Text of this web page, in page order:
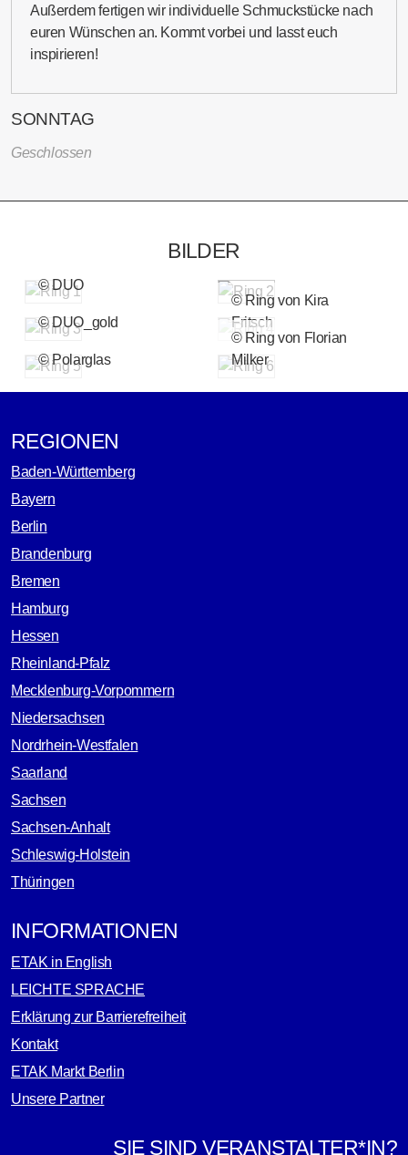
Außerdem fertigen wir individuelle Schmuckstücke nach
euren Wünschen an. Kommt vorbei und lasst euch
inspirieren!
SONNTAG
Geschlossen
BILDER
© DUO
© DUO_gold
© Ring von Kira
Fritsch
© Polarglas
© Ring von Florian
Milker
REGIONEN
Baden-Württemberg
Bayern
Berlin
Brandenburg
Bremen
Hamburg
Hessen
Rheinland-Pfalz
Mecklenburg-Vorpommern
Niedersachsen
Nordrhein-Westfalen
Saarland
Sachsen
Sachsen-Anhalt
Schleswig-Holstein
Thüringen
INFORMATIONEN
ETAK in English
LEICHTE SPRACHE
Erklärung zur Barrierefreiheit
Kontakt
ETAK Markt Berlin
Unsere Partner
SIE SIND VERANSTALTER*IN?